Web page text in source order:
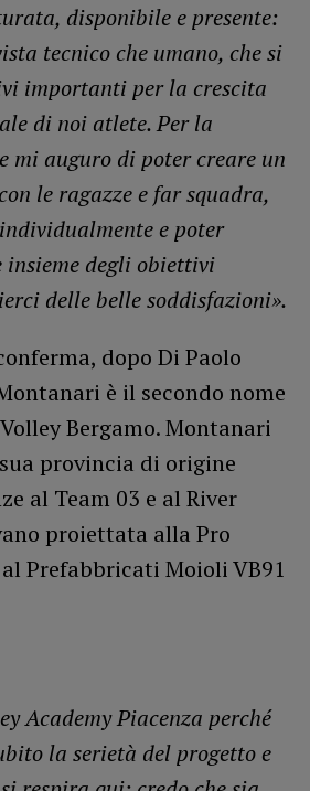
disponibile e presente:
tecnico che umano, che si
importanti per la crescita
di noi atlete. Per la
mi auguro di poter creare un
le ragazze e far squadra,
e poter
degli obiettivi
delle belle soddisfazioni».
dopo Di Paolo
è il secondo nome
Bergamo. Montanari
provincia di origine
al Team 03 e al River
proiettata alla Pro
Prefabbricati Moioli VB91
Academy Piacenza perché
la serietà del progetto e